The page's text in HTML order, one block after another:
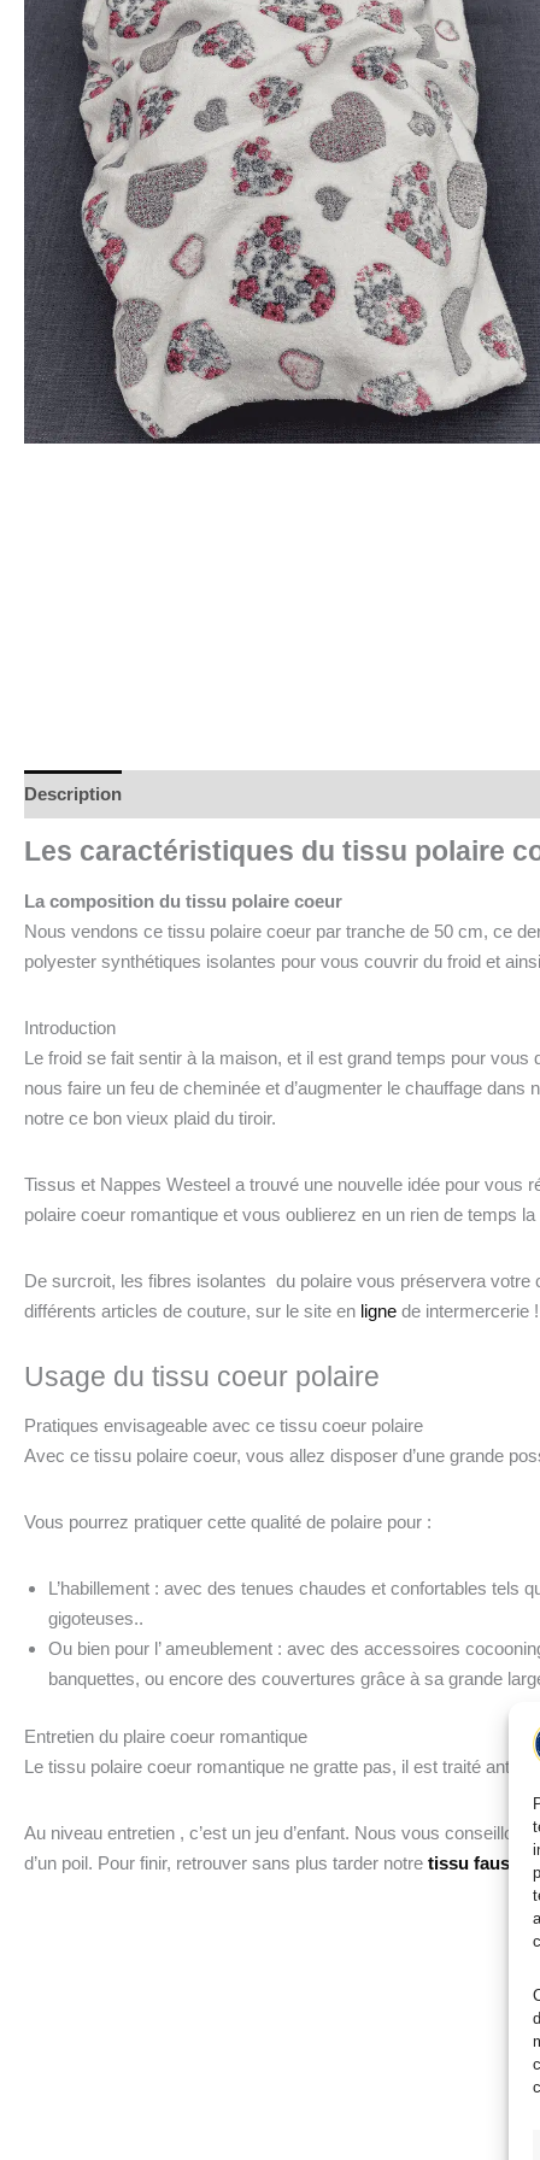
Description
Les caractéristiques du tissu polaire
La composition du tissu polaire coeur
Nous vendons ce tissu polaire coeur par tranche de 50 cm, ce
polyester synthétiques isolantes pour vous couvrir du froid et
Introduction
Le froid se fait sentir à la maison, et il est grand temps pour
nous faire un feu de cheminée et d’augmenter le chauffage
notre ce bon vieux plaid du tiroir.
Tissus et Nappes Westeel a trouvé une nouvelle idée pour vous
polaire coeur romantique et vous oublierez en un rien de temps
De surcroit, les fibres isolantes du polaire vous préservera
différents articles de couture, sur le site en ligne de intermercerie !
Usage du tissu coeur polaire
Pratiques envisageable avec ce tissu coeur polaire
Avec ce tissu polaire coeur, vous allez disposer d’une grande
Vous pourrez pratiquer cette qualité de polaire pour :
L’habillement : avec des tenues chaudes et confortables tels
gigoteuses..
Ou bien pour l’ ameublement : avec des accessoires
banquettes, ou encore des couvertures grâce à sa grande
Entretien du plaire coeur romantique
Le tissu polaire coeur romantique ne gratte pas, il est traité anti-
Au niveau entretien , c’est un jeu d’enfant. Nous vous
d’un poil. Pour finir, retrouver sans plus tarder notre tissu fausse